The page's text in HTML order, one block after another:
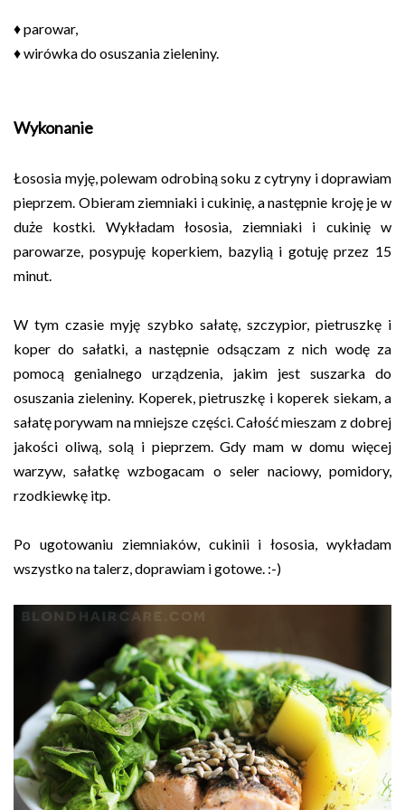
♦ parowar,
♦ wirówka do osuszania zieleniny.
Wykonanie
Łososia myję, polewam odrobiną soku z cytryny i doprawiam
pieprzem. Obieram ziemniaki i cukinię, a następnie kroję je w
duże kostki. Wykładam łososia, ziemniaki i cukinię w
parowarze, posypuję koperkiem, bazylią i gotuję przez 15
minut.
W tym czasie myję szybko sałatę, szczypior, pietruszkę i
koper do sałatki, a następnie odsączam z nich wodę za
pomocą genialnego urządzenia, jakim jest suszarka do
osuszania zieleniny. Koperek, pietruszkę i koperek siekam, a
sałatę porywam na mniejsze części. Całość mieszam z dobrej
jakości oliwą, solą i pieprzem. Gdy mam w domu więcej
warzyw, sałatkę wzbogacam o seler naciowy, pomidory,
rzodkiewkę itp.
Po ugotowaniu ziemniaków, cukinii i łososia, wykładam
wszystko na talerz, doprawiam i gotowe. :-)